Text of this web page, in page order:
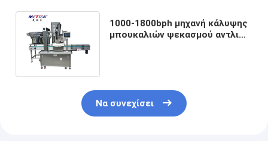
1000-1800bph μηχανή κάλυψης
μπουκαλιών ψεκασμού αντλιών
Να συνεχίσει